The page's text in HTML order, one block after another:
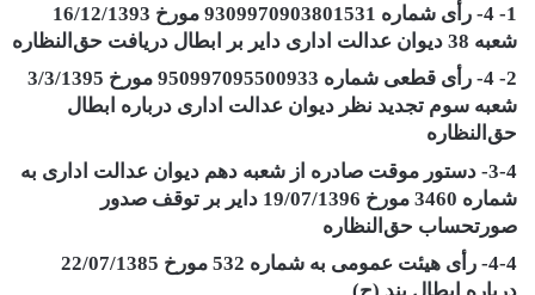
1- 4- رأی شماره 9309970903801531 مورخ 16/12/1393
شعبه 38 دیوان عدالت اداری دایر بر ابطال دریافت حق‌النظاره
2- 4- رأی قطعی شماره 950997095500933 مورخ 3/3/1395
شعبه سوم تجدید نظر دیوان عدالت‌ اداری درباره ابطال
حق‌النظاره
3-4- دستور موقت صادره از شعبه دهم دیوان عدالت اداری به
شماره 3460 مورخ 19/07/1396 دایر بر توقف صدور
صورتحساب حق‌النظاره
4-4- رأی هیئت عمومی به شماره 532 مورخ 22/07/1385